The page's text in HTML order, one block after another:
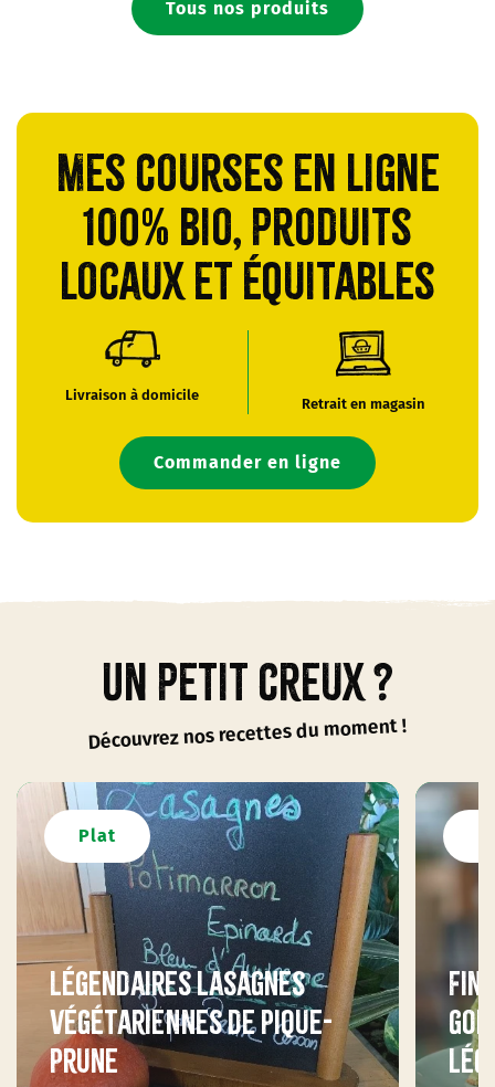
Tous nos produits
Mes courses en ligne
100% bio, produits
locaux et équitables
Livraison à domicile
Retrait en magasin
Commander en ligne
Un petit creux ?
Découvrez nos recettes du moment !
Légendaires lasagnes
végétariennes de Pique-
Prune
Plat